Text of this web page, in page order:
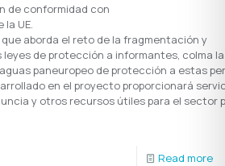
de conformidad con
UE.
que aborda el reto de la fragmentación y
leyes de protección a informantes, colma
paneuropeo de protección a estas
en el proyecto proporcionará
y otros recursos útiles para el sector
Read more